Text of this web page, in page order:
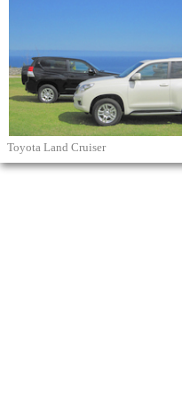
Toyota Land Cruiser